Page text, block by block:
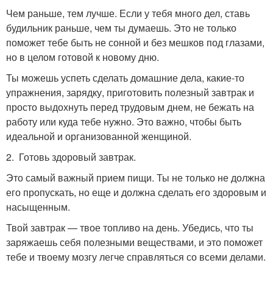
Чем раньше, тем лучше. Если у тебя много дел, ставь
будильник раньше, чем ты думаешь. Это не только
поможет тебе быть не сонной и без мешков под глазами,
но в целом готовой к новому дню.
Ты можешь успеть сделать домашние дела, какие-то
упражнения, зарядку, приготовить полезный завтрак и
просто выдохнуть перед трудовым днем, не бежать на
работу или куда тебе нужно. Это важно, чтобы быть
идеальной и организованной женщиной.
2. Готовь здоровый завтрак.
Это самый важный прием пищи. Ты не только не должна
его пропускать, но еще и должна сделать его здоровым и
насыщенным.
Твой завтрак — твое топливо на день. Убедись, что ты
заряжаешь себя полезными веществами, и это поможет
тебе и твоему мозгу легче справляться со всеми делами.